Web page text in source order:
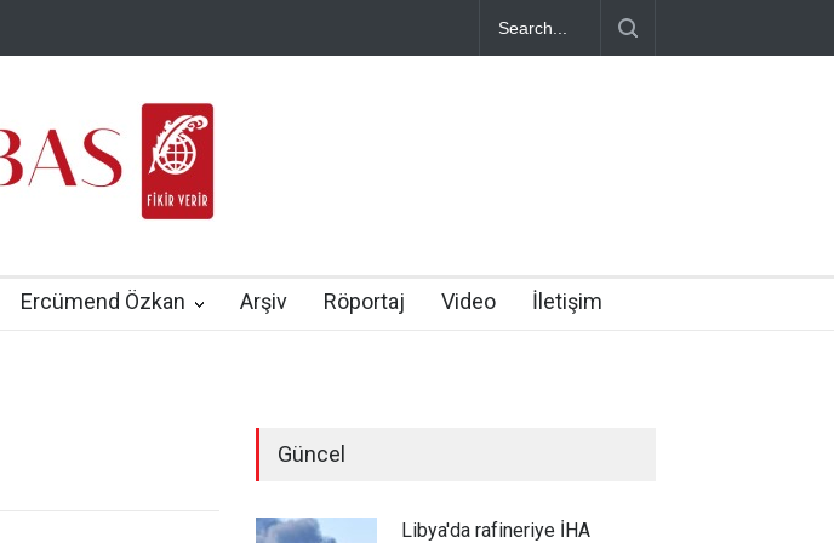
Ercümend Özkan Arşiv Röportaj Video İletişim
Güncel
Libya'da rafineriye İHA